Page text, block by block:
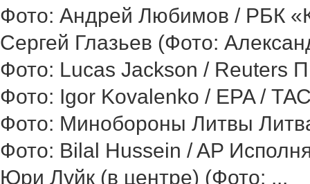
Фото: Андрей Любимов / РБК
Сергей Глазьев (Фото:
Фото: Lucas Jackson / Reuters
Фото: Igor Kovalenko / EPA /
Фото: Минобороны Литвы
Фото: Bilal Hussein / AP
Юри Луйк (в центре) (Фото: ...